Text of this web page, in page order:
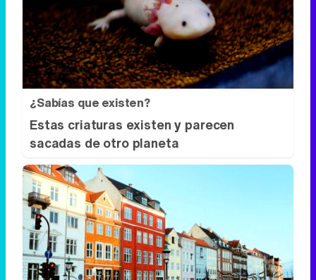
¿Sabías que existen?
Estas criaturas existen y parecen
sacadas de otro planeta